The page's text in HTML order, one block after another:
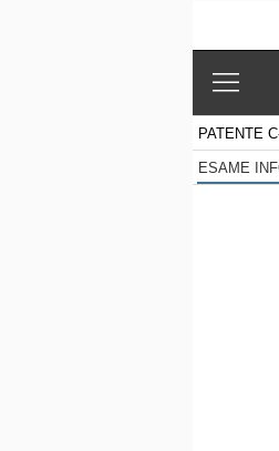
PATENTE
ESAME